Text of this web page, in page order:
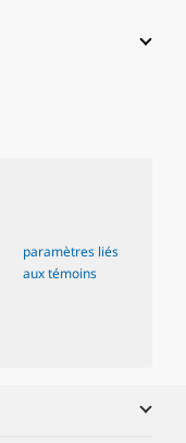
paramètres liés
aux témoins